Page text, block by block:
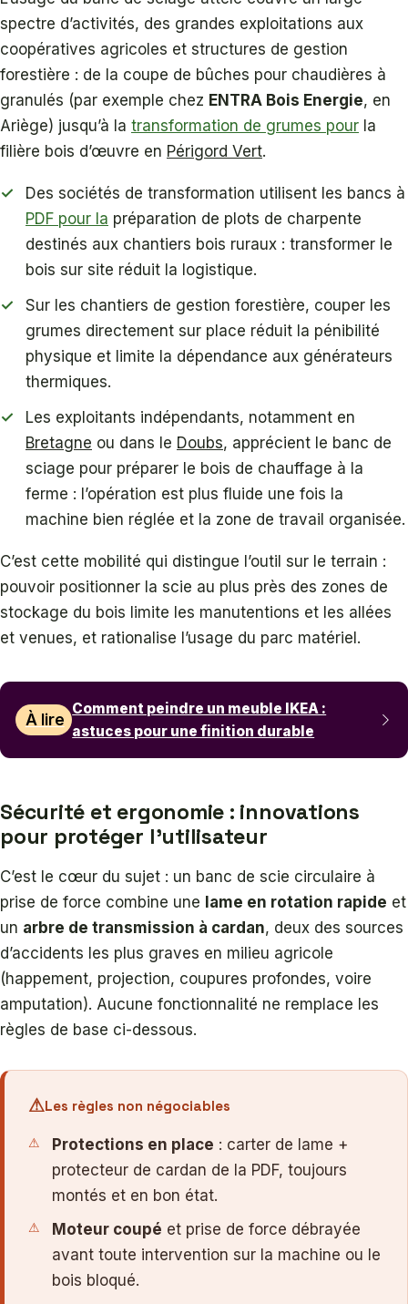
spectre d’activités, des grandes exploitations aux
coopératives agricoles et structures de gestion
forestière : de la coupe de bûches pour chaudières à
granulés (par exemple chez ENTRA Bois Energie, en
Ariège) jusqu’à la transformation de grumes pour la
filière bois d’œuvre en Périgord Vert.
Des sociétés de transformation utilisent les bancs à
PDF pour la préparation de plots de charpente
destinés aux chantiers bois ruraux : transformer le
bois sur site réduit la logistique.
Sur les chantiers de gestion forestière, couper les
grumes directement sur place réduit la pénibilité
physique et limite la dépendance aux générateurs
thermiques.
Les exploitants indépendants, notamment en
Bretagne ou dans le Doubs, apprécient le banc de
sciage pour préparer le bois de chauffage à la
ferme : l’opération est plus fluide une fois la
machine bien réglée et la zone de travail organisée.
C’est cette mobilité qui distingue l’outil sur le terrain :
pouvoir positionner la scie au plus près des zones de
stockage du bois limite les manutentions et les allées
et venues, et rationalise l’usage du parc matériel.
À lire
Comment peindre un meuble IKEA :
astuces pour une finition durable
Sécurité et ergonomie : innovations
pour protéger l’utilisateur
C’est le cœur du sujet : un banc de scie circulaire à
prise de force combine une lame en rotation rapide et
un arbre de transmission à cardan, deux des sources
d’accidents les plus graves en milieu agricole
(happement, projection, coupures profondes, voire
amputation). Aucune fonctionnalité ne remplace les
règles de base ci-dessous.
Les règles non négociables
Protections en place : carter de lame +
protecteur de cardan de la PDF, toujours
montés et en bon état.
Moteur coupé et prise de force débrayée
avant toute intervention sur la machine ou le
bois bloqué.